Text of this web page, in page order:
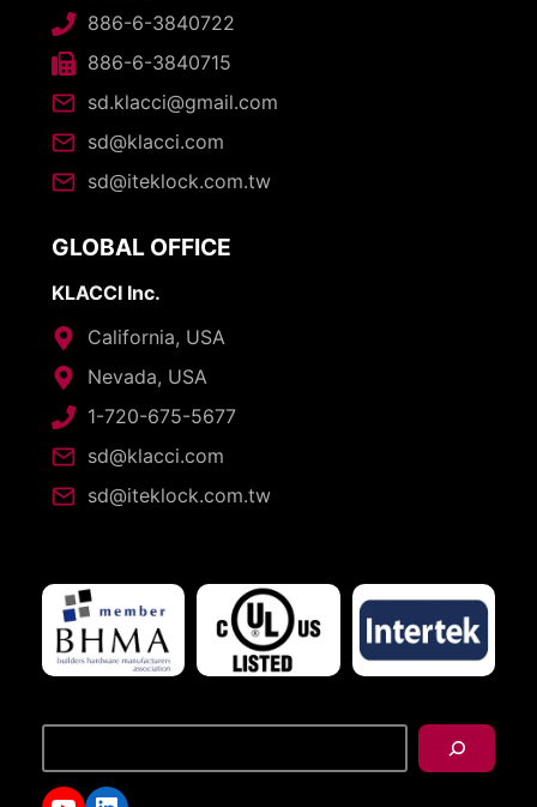
886-6-3840722
886-6-3840715
sd.klacci@gmail.com
sd@klacci.com
sd@iteklock.com.tw
GLOBAL OFFICE
KLACCI Inc.
California, USA
Nevada, USA
1-720-675-5677
sd@klacci.com
sd@iteklock.com.tw